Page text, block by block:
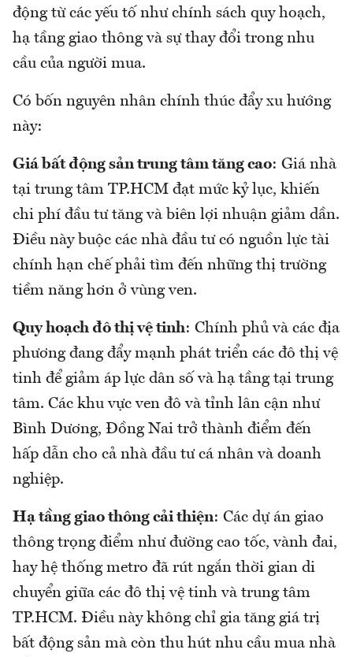
động từ các yếu tố như chính sách quy hoạch,
hạ tầng giao thông và sự thay đổi trong nhu
cầu của người mua.
Có bốn nguyên nhân chính thúc đẩy xu hướng
này:
Giá bất động sản trung tâm tăng cao: Giá nhà
tại trung tâm TP.HCM đạt mức kỷ lục, khiến
chi phí đầu tư tăng và biên lợi nhuận giảm dần.
Điều này buộc các nhà đầu tư có nguồn lực tài
chính hạn chế phải tìm đến những thị trường
tiềm năng hơn ở vùng ven.
Quy hoạch đô thị vệ tinh: Chính phủ và các địa
phương đang đẩy mạnh phát triển các đô thị vệ
tinh để giảm áp lực dân số và hạ tầng tại trung
tâm. Các khu vực ven đô và tỉnh lân cận như
Bình Dương, Đồng Nai trở thành điểm đến
hấp dẫn cho cả nhà đầu tư cá nhân và doanh
nghiệp.
Hạ tầng giao thông cải thiện: Các dự án giao
thông trọng điểm như đường cao tốc, vành đai,
hay hệ thống metro đã rút ngắn thời gian di
chuyển giữa các đô thị vệ tinh và trung tâm
TP.HCM. Điều này không chỉ gia tăng giá trị
bất động sản mà còn thu hút nhu cầu mua nhà